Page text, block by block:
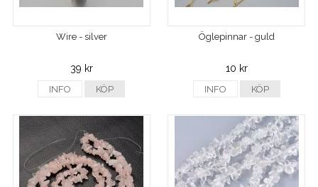
Wire - silver
39 kr
INFO KÖP
Öglepinnar - guld
10 kr
INFO KÖP